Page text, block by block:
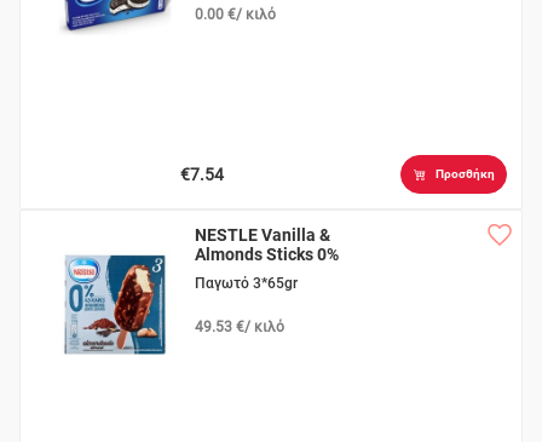
0.00 €/ κιλό
€7.54 Προσθήκη
NESTLE Vanilla &
Almonds Sticks 0%
Παγωτό 3*65gr
49.53 €/ κιλό